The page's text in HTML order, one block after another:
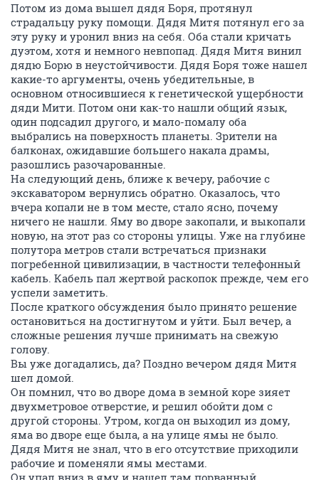
Потом из дома вышел дядя Боря, протянул
страдальцу руку помощи. Дядя Митя потянул его за
эту руку и уронил вниз на себя. Оба стали кричать
дуэтом, хотя и немного невпопад. Дядя Митя винил
дядю Борю в неустойчивости. Дядя Боря тоже нашел
какие-то аргументы, очень убедительные, в
основном относившиеся к генетической ущербности
дяди Мити. Потом они как-то нашли общий язык,
один подсадил другого, и мало-помалу оба
выбрались на поверхность планеты. Зрители на
балконах, ожидавшие большего накала драмы,
разошлись разочарованные.
На следующий день, ближе к вечеру, рабочие с
экскаватором вернулись обратно. Оказалось, что
вчера копали не в том месте, стало ясно, почему
ничего не нашли. Яму во дворе закопали, и выкопали
новую, на этот раз со стороны улицы. Уже на глубине
полутора метров стали встречаться признаки
погребенной цивилизации, в частности телефонный
кабель. Кабель пал жертвой раскопок прежде, чем его
успели заметить.
После краткого обсуждения было принято решение
остановиться на достигнутом и уйти. Был вечер, а
сложные решения лучше принимать на свежую
голову.
Вы уже догадались, да? Поздно вечером дядя Митя
шел домой.
Он помнил, что во дворе дома в земной коре зияет
двухметровое отверстие, и решил обойти дом с
другой стороны. Утром, когда он выходил из дому,
яма во дворе еще была, а на улице ямы не было.
Дядя Митя не знал, что в его отсутствие приходили
рабочие и поменяли ямы местами.
Он упал вниз в яму и нашел там порванный